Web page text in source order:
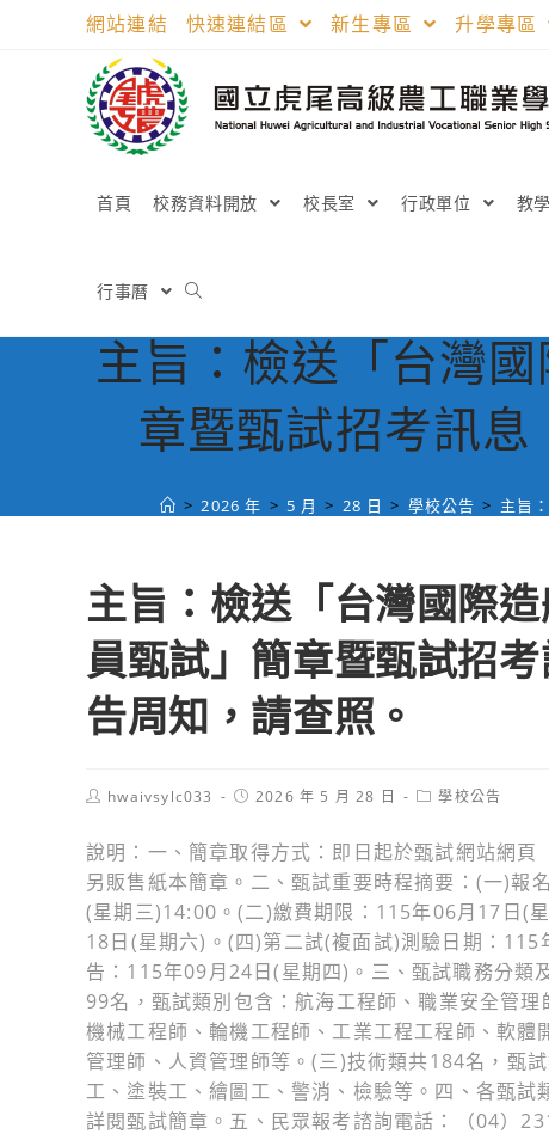
網站連結 快速連結區 新生專區 升學專區
首頁 校務資料開放 校長室 行政單位 教
行事曆
主旨：檢送「台灣
章暨甄試招考訊
> 2026 年 > 5 月 > 28 日 > 學校公告 > 主旨
主旨：檢送「台灣國際
員甄試」簡章暨甄試招
告周知，請查照。
Posthwaivsylc033
Post2026 年 5 月 28 日
Post學校公告
說明：一、簡章取得方式：即日起於甄試網站
另販售紙本簡章。二、甄試重要時程摘要：(一)
(星期三)14:00。(二)繳費期限：115年06月17日(
18日(星期六)。(四)第二試(複面試)測驗日期：
告：115年09月24日(星期四)。三、甄試職務分類
99名，甄試類別包含：航海工程師、職業安全管
機械工程師、輪機工程師、工業工程工程師、軟
管理師、人資管理師等。(三)技術類共184名，甄
工、塗裝工、繪圖工、警消、檢驗等。四、各甄
詳閱甄試簡章。五、民眾報考諮詢電話：（04）